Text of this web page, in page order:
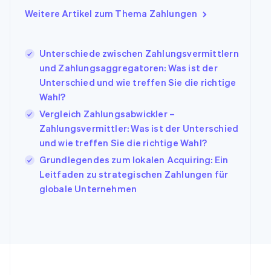
Weitere Artikel zum Thema Zahlungen
Unterschiede zwischen Zahlungsvermittlern
und Zahlungsaggregatoren: Was ist der
Unterschied und wie treffen Sie die richtige
Wahl?
Vergleich Zahlungsabwickler –
Zahlungsvermittler: Was ist der Unterschied
und wie treffen Sie die richtige Wahl?
Grundlegendes zum lokalen Acquiring: Ein
Leitfaden zu strategischen Zahlungen für
globale Unternehmen
English
Italien
ItalianoEnglish
Japan
Kanada
EnglishFrançais
Kroatien
English Italiano
Lettland
English
Liechtenstein